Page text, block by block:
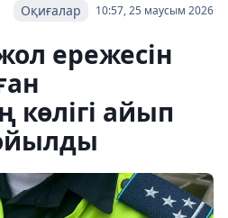
10:57, 25 маусым 2026
Оқиғалар
ережесін
көлігі айып